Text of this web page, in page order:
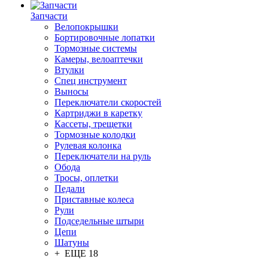
Запчасти
Велопокрышки
Бортировочные лопатки
Тормозные системы
Камеры, велоаптечки
Втулки
Спец инструмент
Выносы
Переключатели скоростей
Картриджи в каретку
Кассеты, трещетки
Тормозные колодки
Рулевая колонка
Переключатели на руль
Обода
Тросы, оплетки
Педали
Приставные колеса
Рули
Подседельные штыри
Цепи
Шатуны
+ ЕЩЕ 18